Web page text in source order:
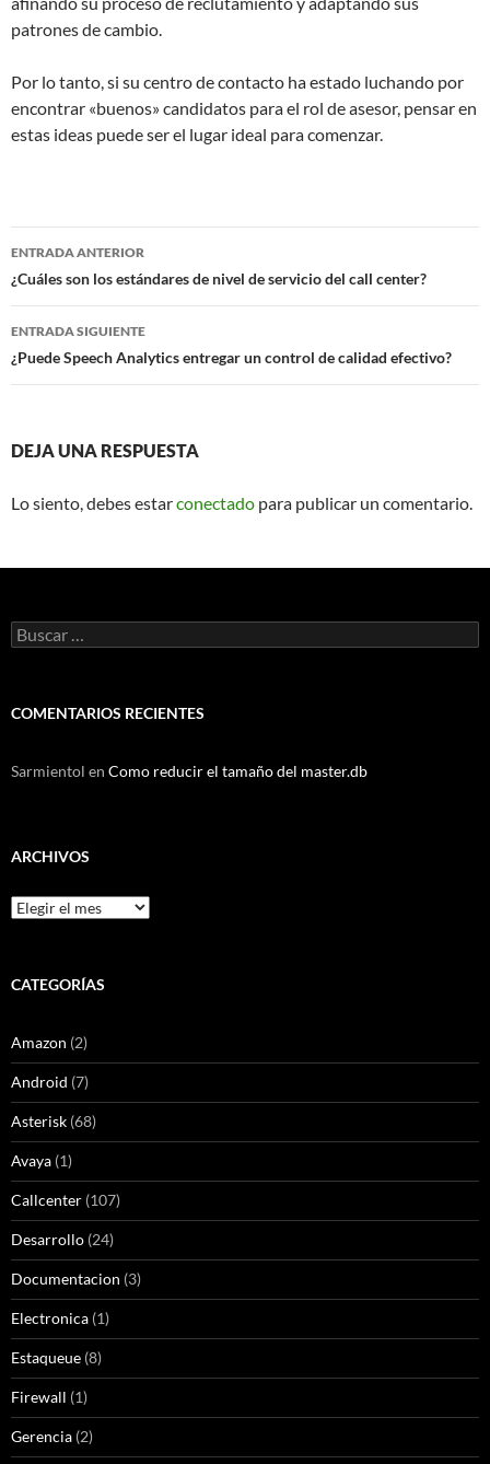
patrones de cambio.
Por lo tanto, si su centro de contacto ha estado luchando por
encontrar «buenos» candidatos para el rol de asesor, pensar en
estas ideas puede ser el lugar ideal para comenzar.
Navegación
de
entradas
ENTRADA ANTERIOR
¿Cuáles son los estándares de nivel de servicio del call center?
ENTRADA SIGUIENTE
¿Puede Speech Analytics entregar un control de calidad efectivo?
DEJA UNA RESPUESTA
Lo siento, debes estarconectado para publicar un comentario.
Buscar:
COMENTARIOS RECIENTES
Sarmientol en Como reducir el tamaño del master.db
ARCHIVOS
Archivos
CATEGORÍAS
Amazon (2)
Android (7)
Asterisk (68)
Avaya (1)
Callcenter (107)
Desarrollo (24)
Documentacion (3)
Electronica (1)
Estaqueue (8)
Firewall (1)
Gerencia (2)